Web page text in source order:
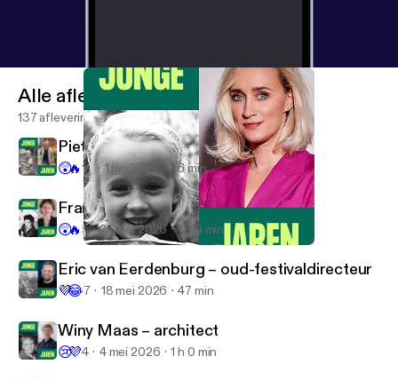
Jonge Jaren
Alle afleveringen
137 afleveringen
Piet Oudolf – tuinarchitect
😲🔥16 1 jun 2026 56 min
Francine Houben – architect
😲🔥 5 25 mei 2026 1 h 9 min
Eric van Eerdenburg – oud-festivaldirecteur
💜😂7 18 mei 2026 47 min
Winy Maas – architect
😢💜4 4 mei 2026 1 h 0 min